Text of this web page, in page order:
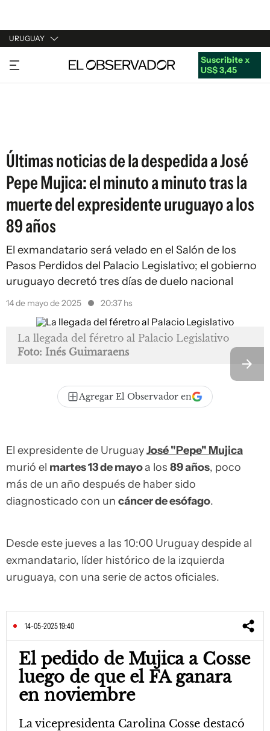
URUGUAY
URUGUAY
ARGENTINA
Suscribite x
US$ 3,45
Últimas noticias de la despedida a José
Pepe Mujica: el minuto a minuto tras la
muerte del expresidente uruguayo a los
89 años
El exmandatario será velado en el Salón de los
Pasos Perdidos del Palacio Legislativo; el gobierno
uruguayo decretó tres días de duelo nacional
14 de mayo de 2025 20:37 hs
La llegada del féretro al Palacio Legislativo
Foto: Inés Guimaraens
Agregar El Observador en
El expresidente de UruguayJosé "Pepe" Mujica
murió el martes 13 de mayoa los 89 años, poco
más de un año después de haber sido
diagnosticado con un cáncer de esófago.
Desde este jueves a las 10:00 Uruguay despide al
exmandatario, líder histórico de la izquierda
uruguaya, con una serie de actos oficiales.
14-05-2025 19:40
El pedido de Mujica a Cosse
luego de que el FA ganara
en noviembre
La vicepresidenta Carolina Cosse destacó